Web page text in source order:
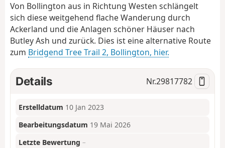
o
Von Bollington aus in Richtung Westen schlängelt
sich diese weitgehend flache Wanderung durch
Ackerland und die Anlagen schöner Häuser nach
Butley Ash und zurück. Dies ist eine alternative Route
zum Bridgend Tree Trail 2, Bollington, hier.
Details Nr.29817782
Erstelldatum 10 Jan 2023
Bearbeitungsdatum 19 Mai 2026
Letzte Bewertung –